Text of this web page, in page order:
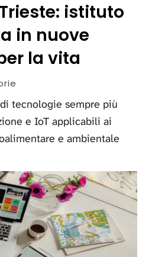
istituto
in nuove
la vita
tecnologie sempre più
e IoT applicabili ai
e ambientale